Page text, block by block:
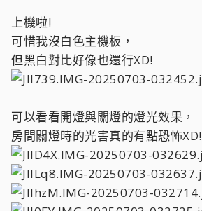
上機啦!
可惜我沒白色主機板，
但黑白對比好像也還行XD!
可以看看開燈與關燈的燈光效果，
房間關燈時的光害真的有點恐怖XD!